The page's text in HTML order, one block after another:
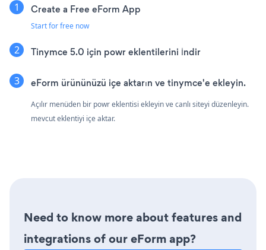
Create a Free eForm App
Start for free now
Tinymce 5.0 için powr eklentilerini İndir
eForm ürününüzü içe aktarın ve tinymce'e ekleyin.
Açılır menüden bir powr eklentisi ekleyin ve canlı siteyi düzenleyin.
mevcut eklentiyi içe aktar.
Need to know more about features and
integrations of our eForm app?